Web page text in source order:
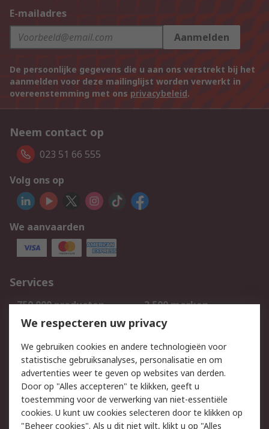
E-mailadres
Aanmelden
De persoonlijke gegevens die u aan ons verstrekt bij het
aanmelden voor deze mailinglijst worden verwerkt in
overeenstemming met ons privacybeleid.
Neem contact op
023 51 66 555
Volg ons op
We aanvaarden
Services
750.000 producten
2.500 merken
Bestellen
Inkoopoplossingen
Track & Trace
Wettelijk
Cookiebeleid
Email veiligheid
Privacybeleid
Websitevoorwaarden
We respecteren uw privacy
We gebruiken cookies en andere technologieën voor
statistische gebruiksanalyses, personalisatie en om
advertenties weer te geven op websites van derden.
Door op "Alles accepteren" te klikken, geeft u
toestemming voor de verwerking van niet-essentiële
cookies. U kunt uw cookies selecteren door te klikken op
"Beheer cookies". Als u dit niet wilt, klikt u op "Alles